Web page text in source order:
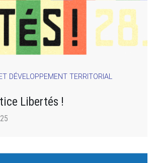
DÉVELOPPEMENT TERRITORIAL
Libertés !